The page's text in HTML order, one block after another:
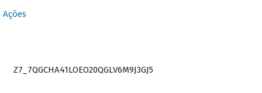
Ações
Z7_7QGCHA41LOEO20QGLV6M9J3GJ5